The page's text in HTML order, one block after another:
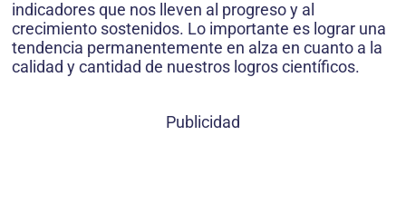
indicadores que nos lleven al progreso y al
crecimiento sostenidos. Lo importante es lograr una
tendencia permanentemente en alza en cuanto a la
calidad y cantidad de nuestros logros científicos.
Publicidad